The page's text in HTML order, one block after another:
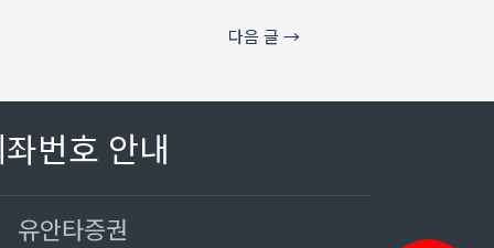
다음 글 →
번호 안내
유안타증권